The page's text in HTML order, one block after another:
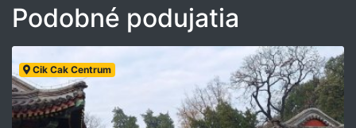
Podobné podujatia
Cik Cak Centrum